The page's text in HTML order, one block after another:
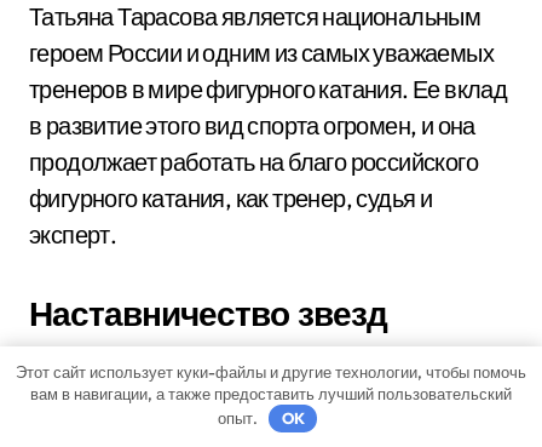
Татьяна Тарасова является национальным
героем России и одним из самых уважаемых
тренеров в мире фигурного катания. Ее вклад
в развитие этого вид спорта огромен, и она
продолжает работать на благо российского
фигурного катания, как тренер, судья и
эксперт.
Наставничество звезд
Наставничество Татьяны Тарасовой
является исключительным, так как она
уделяет особое внимание не только
Этот сайт использует куки-файлы и другие технологии, чтобы помочь
вам в навигации, а также предоставить лучший пользовательский
опыт.
OK